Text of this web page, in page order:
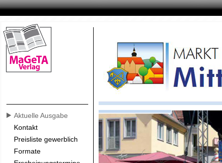
Aktuelle Ausgabe
Kontakt
Preisliste gewerblich
Formate